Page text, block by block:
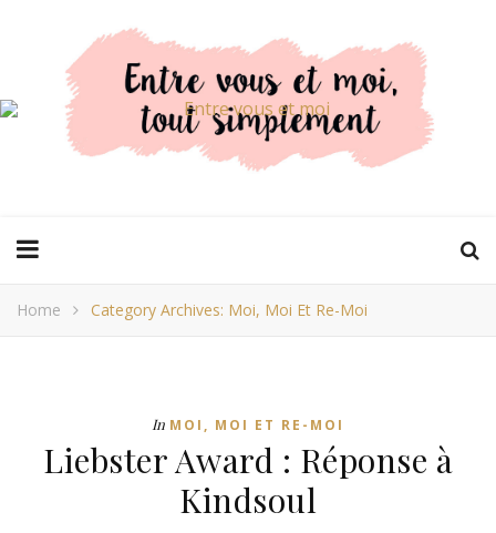
Home Category Archives: Moi, Moi Et Re-Moi
In MOI, MOI ET RE-MOI
Liebster Award : Réponse à
Kindsoul